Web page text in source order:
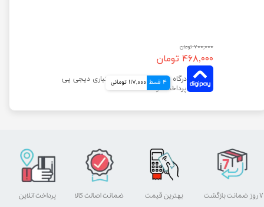
۷۰۰,۰۰۰ تومان
۴۶۸,۰۰۰ تومان
4 قسط 117,000 تومانی
بهترین قیمت پرداخت آنلاین ۷ روز ضمانت بازگشت ضمانت اصالت کالا